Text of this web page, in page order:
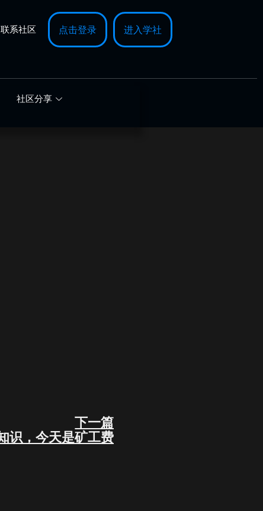
联系社区 点击登录 进入学社
社区分享
下一篇
识，今天是矿工费